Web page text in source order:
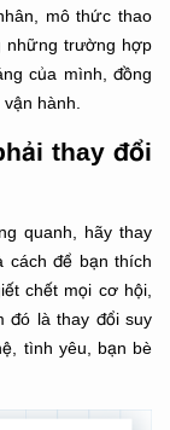
mô thức thao
trường hợp
của mình, đồng
hành.
thay đổi
quanh, hãy thay
cách để bạn thích
chết mọi cơ hội,
đó là thay đổi suy
tình yêu, bạn bè